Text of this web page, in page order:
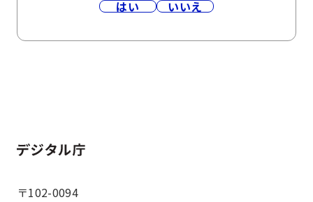
はい いいえ
ホーム
〒102-0094